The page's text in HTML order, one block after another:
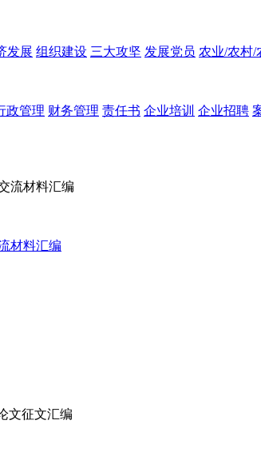
发展 组织建设 三大攻坚 发展党员 农业/农村/
政管理 财务管理 责任书 企业培训 企业招聘
材料汇编